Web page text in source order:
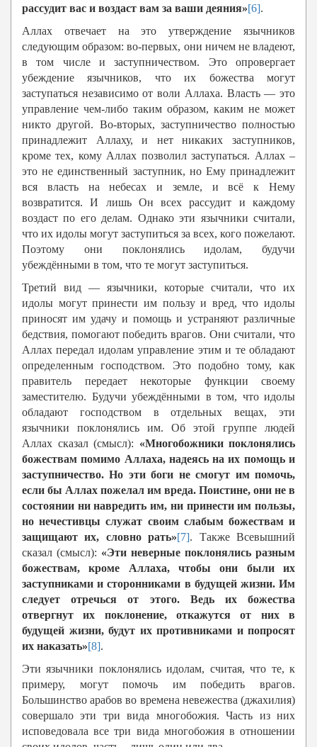
рассудит вас и воздаст вам за ваши деяния»[6].
Аллах отвечает на это утверждение язычников
следующим образом: во-первых, они ничем не владеют,
в том числе и заступничеством. Это опровергает
убеждение язычников, что их божества могут
заступаться независимо от воли Аллаха. Власть — это
управление чем-либо таким образом, каким не может
никто другой. Во-вторых, заступничество полностью
принадлежит Аллаху, и нет никаких заступников,
кроме тех, кому Аллах позволил заступаться. Аллах –
это не единственный заступник, но Ему принадлежит
вся власть на небесах и земле, и всё к Нему
возвратится. И лишь Он всех рассудит и каждому
воздаст по его делам. Однако эти язычники считали,
что их идолы могут заступиться за всех, кого пожелают.
Поэтому они поклонялись идолам, будучи
убеждёнными в том, что те могут заступиться.
Третий вид — язычники, которые считали, что их
идолы могут принести им пользу и вред, что идолы
приносят им удачу и помощь и устраняют различные
бедствия, помогают победить врагов. Они считали, что
Аллах передал идолам управление этим и те обладают
определенным господством. Это подобно тому, как
правитель передает некоторые функции своему
заместителю. Будучи убеждёнными в том, что идолы
обладают господством в отдельных вещах, эти
язычники поклонялись им. Об этой группе людей
Аллах сказал (смысл): «Многобожники поклонялись
божествам помимо Аллаха, надеясь на их помощь и
заступничество. Но эти боги не смогут им помочь,
если бы Аллах пожелал им вреда. Поистине, они не в
состоянии ни навредить им, ни принести им пользы,
но нечестивцы служат своим слабым божествам и
защищают их, словно рать»[7]. Также Всевышний
сказал (смысл): «Эти неверные поклонялись разным
божествам, кроме Аллаха, чтобы они были их
заступниками и сторонниками в будущей жизни. Им
следует отречься от этого. Ведь их божества
отвергнут их поклонение, откажутся от них в
будущей жизни, будут их противниками и попросят
их наказать»[8].
Эти язычники поклонялись идолам, считая, что те, к
примеру, могут помочь им победить врагов.
Большинство арабов во времена невежества (джахилия)
совершало эти три вида многобожия. Часть из них
исповедовала все три вида многобожия в отношении